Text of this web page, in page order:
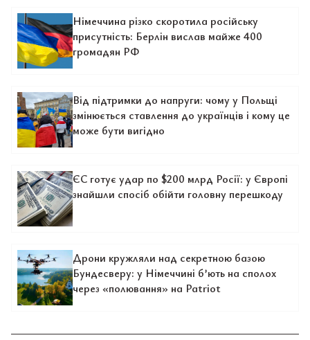
Німеччина різко скоротила російську
присутність: Берлін вислав майже 400
громадян РФ
Від підтримки до напруги: чому у Польщі
змінюється ставлення до українців і кому це
може бути вигідно
ЄС готує удар по $200 млрд Росії: у Європі
знайшли спосіб обійти головну перешкоду
Дрони кружляли над секретною базою
Бундесверу: у Німеччині б’ють на сполох
через «полювання» на Patriot